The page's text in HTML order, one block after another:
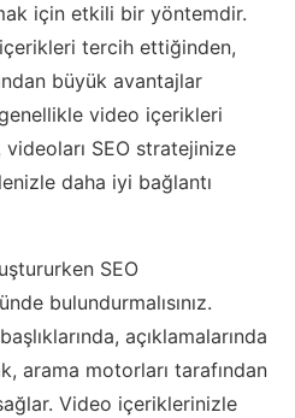
için etkili bir yöntemdir.
tercih ettiğinden,
büyük avantajlar
genellikle video içerikleri
SEO stratejinize
daha iyi bağlantı
SEO
bulundurmalısınız.
açıklamalarında
arama motorları tarafından
Video içeriklerinizle